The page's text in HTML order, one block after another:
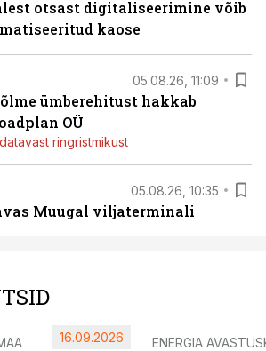
otsast digitaliseerimine võib
kaose
05.08.26, 11:09
ümberehitust hakkab
OÜ
ringristmikust
05.08.26, 10:35
Muugal viljaterminali
16.09.2026 ENERGIA